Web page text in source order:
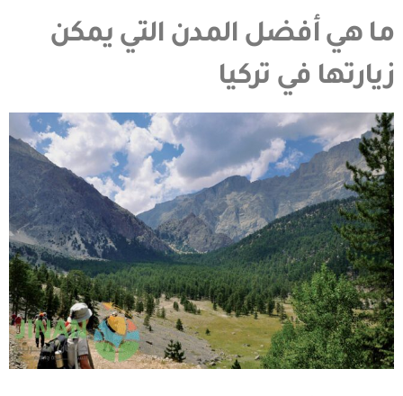
ما هي أفضل المدن التي يمكن
زيارتها في تركيا